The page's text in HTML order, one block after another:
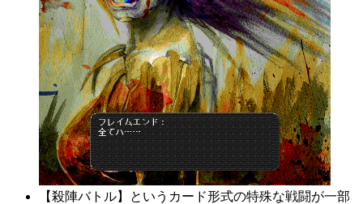
【殺陣バトル】というカード形式の特殊な戦闘が一部